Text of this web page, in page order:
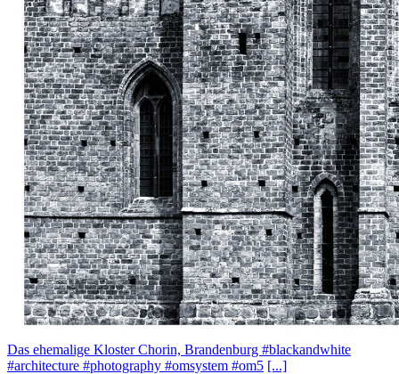
Das ehemalige Kloster Chorin, Brandenburg #blackandwhite
#architecture #photography #omsystem #om5 [...]